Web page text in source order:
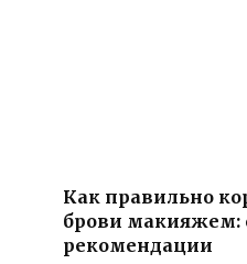
Как правильно
брови макияжем:
рекомендации